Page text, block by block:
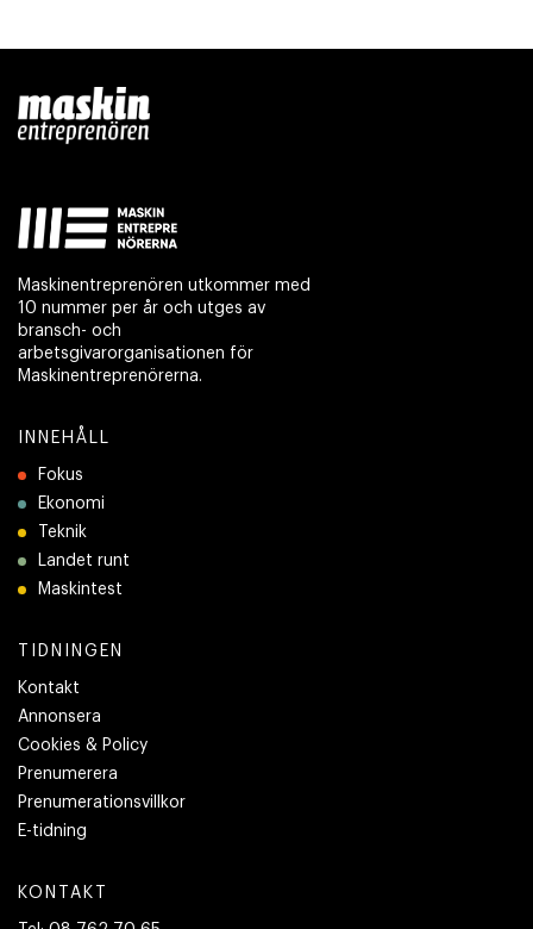
Maskinentreprenören utkommer med
10 nummer per år och utges av
bransch- och
arbetsgivarorganisationen för
Maskinentreprenörerna.
INNEHÅLL
Fokus
Ekonomi
Teknik
Landet runt
Maskintest
TIDNINGEN
Kontakt
Annonsera
Cookies & Policy
Prenumerera
Prenumerationsvillkor
E-tidning
KONTAKT